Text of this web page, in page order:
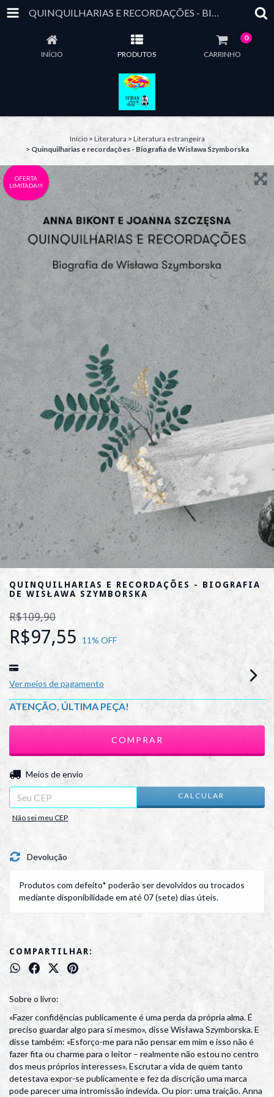
QUINQUILHARIAS E RECORDAÇÕES - BIOGRAFIA DE WISŁAWA SZYMBORSKA
INÍCIO PRODUTOS CARRINHO
0
Início > Literatura > Literatura estrangeira
> Quinquilharias e recordações - Biografia de Wisława Szymborska
OFERTA
LIMITADA!!!
QUINQUILHARIAS E RECORDAÇÕES - BIOGRAFIA
DE WISŁAWA SZYMBORSKA
R$109,90
R$97,55 11% OFF
Ver meios de pagamento
ATENÇÃO, ÚLTIMA PEÇA!
Entregas para o CEP:
Meios de envio
CALCULAR
Não sei meu CEP
Devolução
Produtos com defeito* poderão ser devolvidos ou trocados
mediante disponibilidade em até 07 (sete) dias úteis.
COMPARTILHAR:
Sobre o livro:
«Fazer confidências publicamente é uma perda da própria alma. É
preciso guardar algo para si mesmo», disse Wisława Szymborska. E
disse também: «Esforço-me para não pensar em mim e isso não é
fazer fita ou charme para o leitor – realmente não estou no centro
dos meus próprios interesses». Escrutar a vida de quem tanto
detestava expor-se publicamente e fez da discrição uma marca
pode parecer uma intromissão indevida. Ou pior: uma traição. Anna